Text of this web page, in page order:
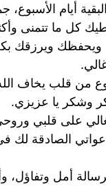
أيام الأسبوع،
كل ما تتمنى
ويحفظك ويرزقك
من قلب يخاف
وشكر يا عزيزي.
على قلبي
الصادقة لك
أمل وتفاؤل،